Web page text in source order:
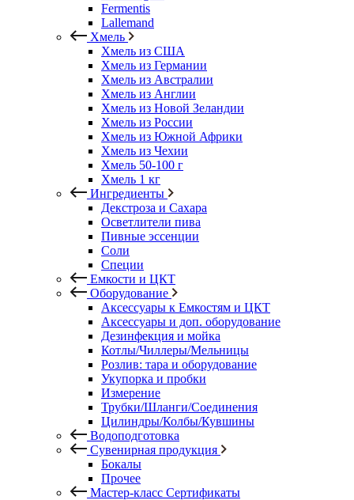
Fermentis
Lallemand
Хмель
Хмель из США
Хмель из Германии
Хмель из Австралии
Хмель из Англии
Хмель из Новой Зеландии
Хмель из России
Хмель из Южной Африки
Хмель из Чехии
Хмель 50-100 г
Хмель 1 кг
Ингредиенты
Декстроза и Сахара
Осветлители пива
Пивные эссенции
Соли
Специи
Емкости и ЦКТ
Оборудование
Аксессуары к Емкостям и ЦКТ
Аксессуары и доп. оборудование
Дезинфекция и мойка
Котлы/Чиллеры/Мельницы
Розлив: тара и оборудование
Укупорка и пробки
Измерение
Трубки/Шланги/Соединения
Цилиндры/Колбы/Кувшины
Водоподготовка
Сувенирная продукция
Бокалы
Прочее
Мастер-класс Сертификаты